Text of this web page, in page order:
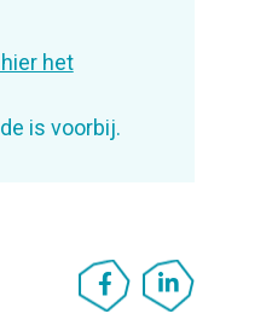
het
is voorbij.